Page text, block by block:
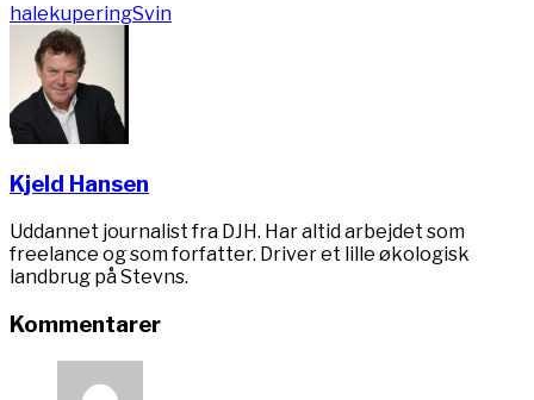
halekuperingSvin
Kjeld Hansen
Uddannet journalist fra DJH. Har altid arbejdet som
freelance og som forfatter. Driver et lille økologisk
landbrug på Stevns.
Kommentarer